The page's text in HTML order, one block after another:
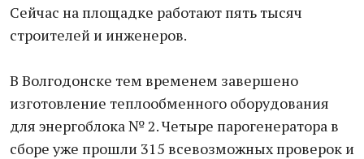
Сейчас на площадке работают пять тысяч
строителей и инженеров.
В Волгодонске тем временем завершено
изготовление теплообменного оборудования
для энергоблока № 2. Четыре парогенератора в
сборе уже прошли 315 всевозможных проверок и